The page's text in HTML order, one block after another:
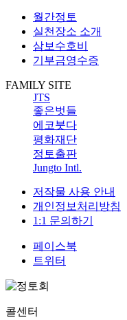
월간정토
실천장소 소개
삼보수호비
기부금영수증
FAMILY SITE
JTS
좋은벗들
에코붓다
평화재단
정토출판
Jungto Intl.
저작물 사용 안내
개인정보처리방침
1:1 문의하기
페이스북
트위터
콜센터